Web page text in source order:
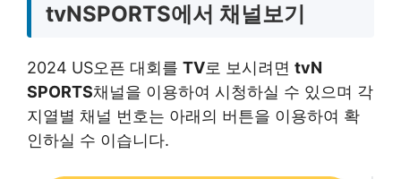
tvNSPORTS에서 채널보기
2024 US오픈 대회를 TV로 보시려면 tvN
SPORTS채널을 이용하여 시청하실 수 있으며 각
지열별 채널 번호는 아래의 버튼을 이용하여 확
인하실 수 이습니다.